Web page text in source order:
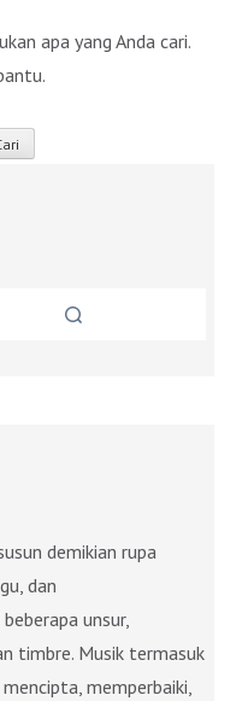
apa yang Anda cari.
demikian rupa
dan
unsur,
timbre. Musik termasuk
memperbaiki,